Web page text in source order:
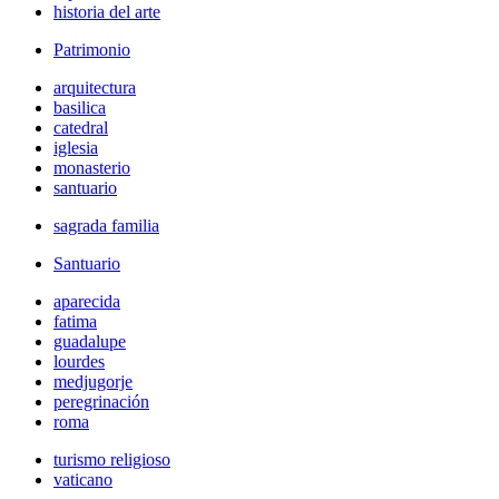
historia del arte
Patrimonio
arquitectura
basilica
catedral
iglesia
monasterio
santuario
sagrada familia
Santuario
aparecida
fatima
guadalupe
lourdes
medjugorje
peregrinación
roma
turismo religioso
vaticano